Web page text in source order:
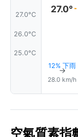
27.0°C
26.0°C
25.0°C
27.0°
12% 下雨
↑
28.0 km/h
空氣質素指